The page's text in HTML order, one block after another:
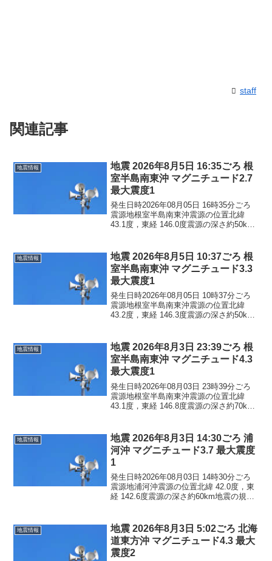
staff
関連記事
地震情報
地震 2026年8月5日 16:35ごろ 根
室半島南東沖 マグニチュード2.7
最大震度1
発生日時2026年08月05日 16時35分ごろ
震源地根室半島南東沖震源の位置北緯
43.1度，東経 146.0度震源の深さ約50km
りません。震度1北海道根室市
地震情報
地震 2026年8月5日 10:37ごろ 根
室半島南東沖 マグニチュード3.3
最大震度1
発生日時2026年08月05日 10時37分ごろ
震源地根室半島南東沖震源の位置北緯
43.2度，東経 146.3度震源の深さ約50km
りません。震度1北海道根室市
地震情報
地震 2026年8月3日 23:39ごろ 根
室半島南東沖 マグニチュード4.3
最大震度1
発生日時2026年08月03日 23時39分ごろ
震源地根室半島南東沖震源の位置北緯
43.1度，東経 146.8度震源の深さ約70km
りません。震度1北海道浜中町...
地震情報
地震 2026年8月3日 14:30ごろ 浦
河沖 マグニチュード3.7 最大震度
1
発生日時2026年08月03日 14時30分ごろ
震源地浦河沖震源の位置北緯 42.0度，東
経 142.6度震源の深さ約60km地震の規模
震度1北海道新ひだか町浦河...
地震情報
地震 2026年8月3日 5:02ごろ 北海
道東方沖 マグニチュード4.3 最大
震度2